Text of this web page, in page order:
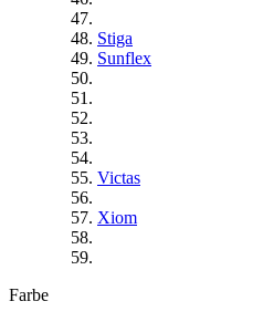
Stiga
Sunflex
Victas
Xiom
Farbe